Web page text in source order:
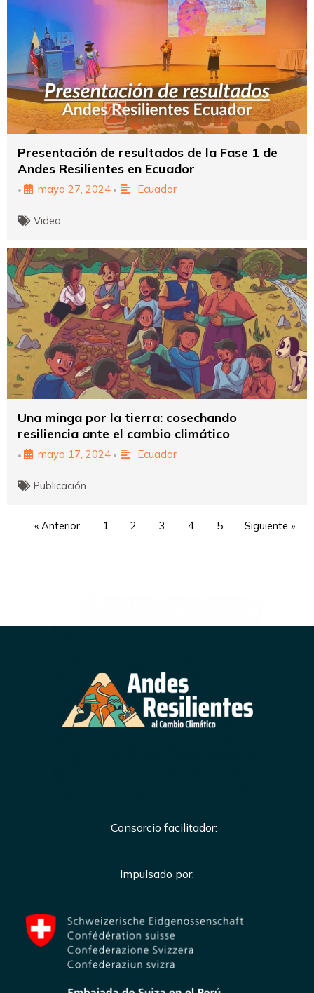
Presentación de resultados de la Fase 1 de
Andes Resilientes en Ecuador
• mayo 27, 2024 • Ecuador
Video
Una minga por la tierra: cosechando
resiliencia ante el cambio climático
• mayo 17, 2024 • Ecuador
Publicación
« Anterior 1 2 3 4 5 Siguiente »
Consorcio facilitador:
Impulsado por: